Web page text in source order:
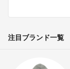
注目ブランド一覧